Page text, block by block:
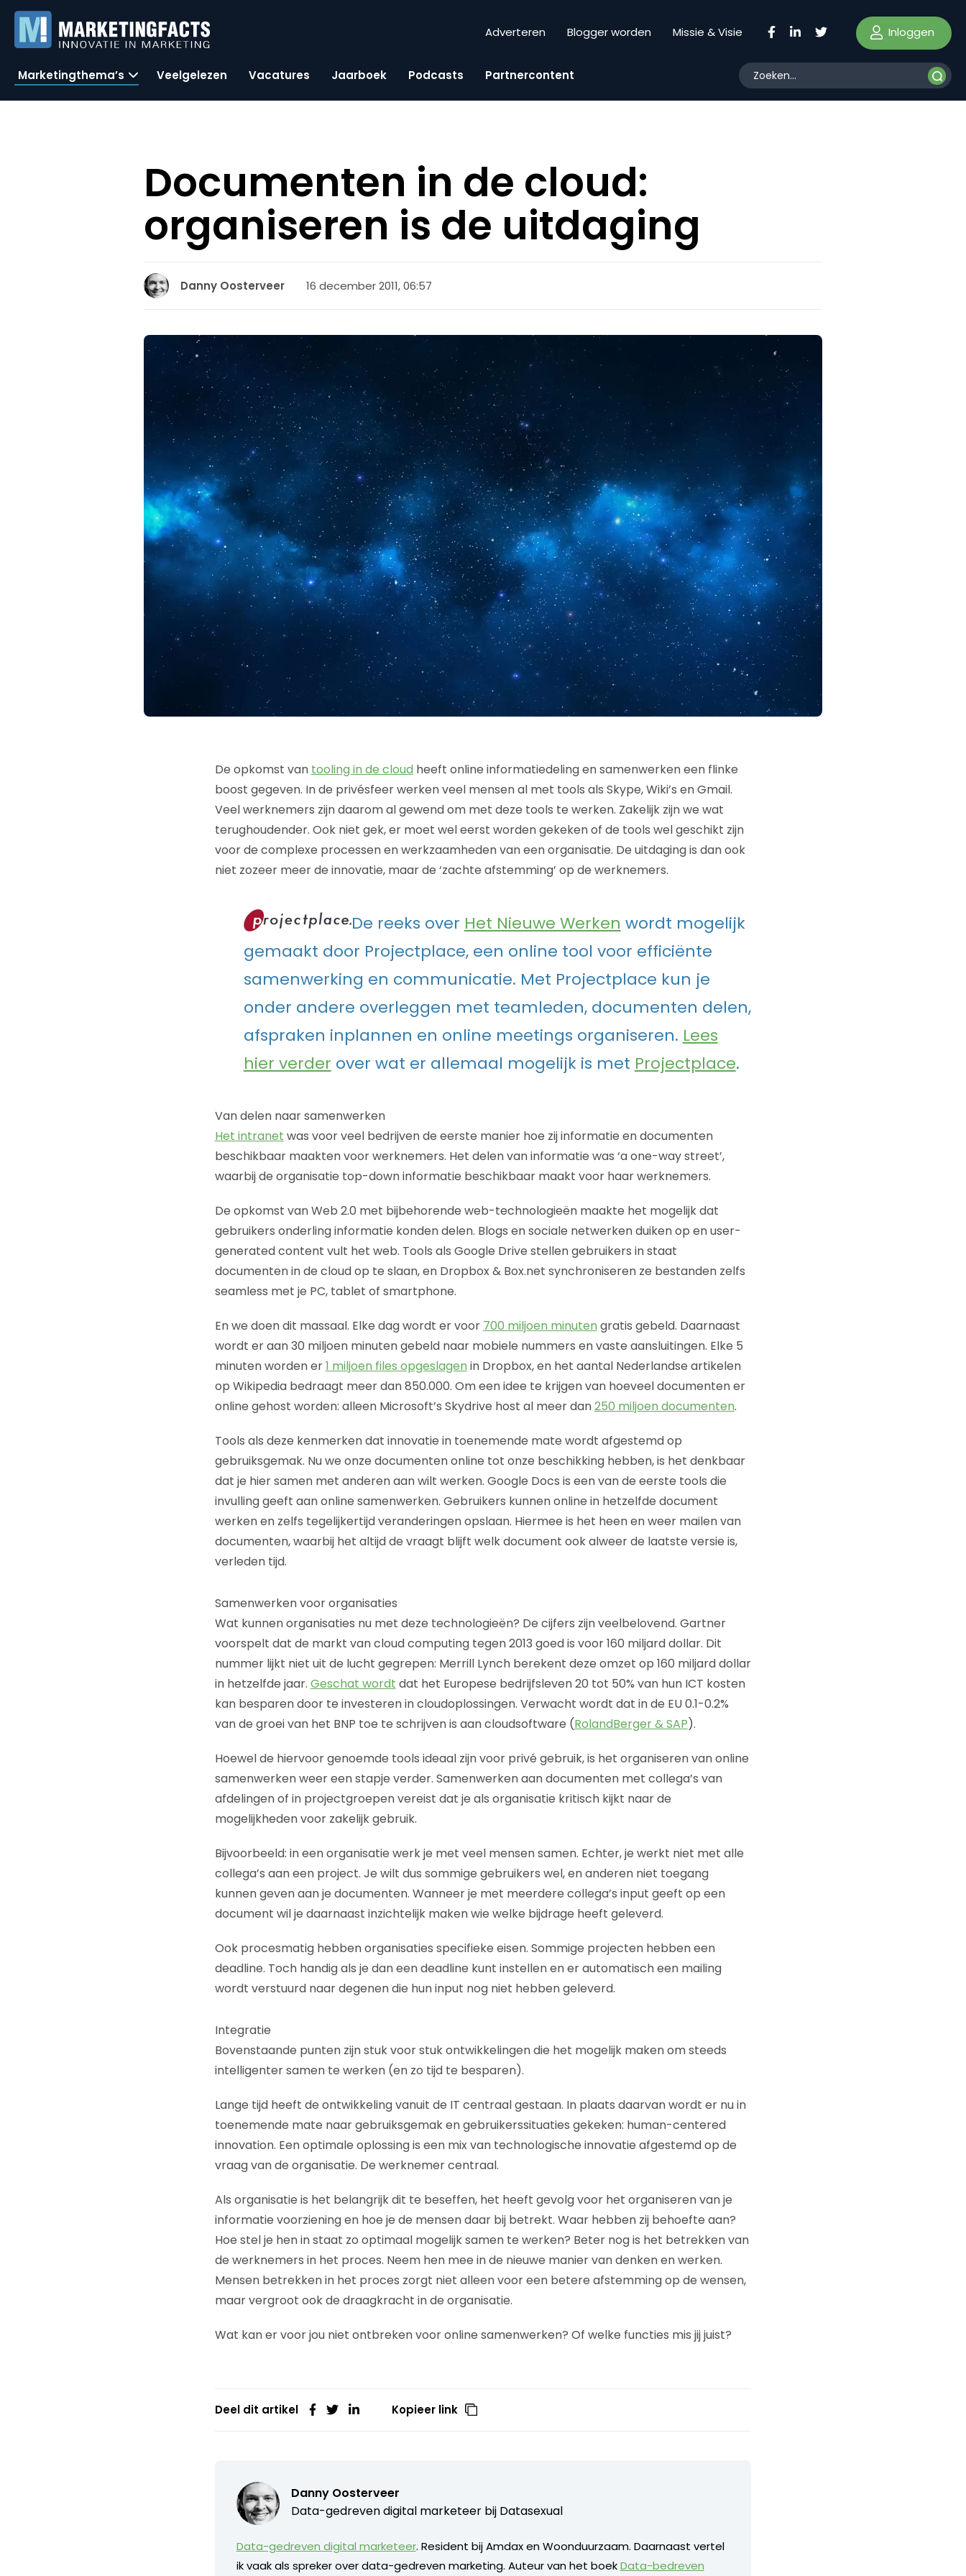
Adverteren Blogger worden Missie & Visie Inloggen
Marketingthema’s Veelgelezen Vacatures Jaarboek Podcasts Partnercontent
Documenten in de cloud:
organiseren is de uitdaging
Danny Oosterveer 16 december 2011, 06:57
De opkomst van tooling in de cloud heeft online informatiedeling en samenwerken een flinke
boost gegeven. In de privésfeer werken veel mensen al met tools als Skype, Wiki’s en Gmail.
Veel werknemers zijn daarom al gewend om met deze tools te werken. Zakelijk zijn we wat
terughoudender. Ook niet gek, er moet wel eerst worden gekeken of de tools wel geschikt zijn
voor de complexe processen en werkzaamheden van een organisatie. De uitdaging is dan ook
niet zozeer meer de innovatie, maar de ‘zachte afstemming’ op de werknemers.
De reeks over Het Nieuwe Werken wordt mogelijk
gemaakt door Projectplace, een online tool voor efficiënte
samenwerking en communicatie. Met Projectplace kun je
onder andere overleggen met teamleden, documenten delen,
afspraken inplannen en online meetings organiseren. Lees
hier verder over wat er allemaal mogelijk is met Projectplace.
Van delen naar samenwerken
Het intranet was voor veel bedrijven de eerste manier hoe zij informatie en documenten
beschikbaar maakten voor werknemers. Het delen van informatie was ‘a one-way street’,
waarbij de organisatie top-down informatie beschikbaar maakt voor haar werknemers.
De opkomst van Web 2.0 met bijbehorende web-technologieën maakte het mogelijk dat
gebruikers onderling informatie konden delen. Blogs en sociale netwerken duiken op en user-
generated content vult het web. Tools als Google Drive stellen gebruikers in staat
documenten in de cloud op te slaan, en Dropbox & Box.net synchroniseren ze bestanden zelfs
seamless met je PC, tablet of smartphone.
En we doen dit massaal. Elke dag wordt er voor 700 miljoen minuten gratis gebeld. Daarnaast
wordt er aan 30 miljoen minuten gebeld naar mobiele nummers en vaste aansluitingen. Elke 5
minuten worden er1 miljoen files opgeslagen in Dropbox, en het aantal Nederlandse artikelen
op Wikipedia bedraagt meer dan 850.000. Om een idee te krijgen van hoeveel documenten er
online gehost worden: alleen Microsoft’s Skydrive host al meer dan250 miljoen documenten.
Tools als deze kenmerken dat innovatie in toenemende mate wordt afgestemd op
gebruiksgemak. Nu we onze documenten online tot onze beschikking hebben, is het denkbaar
dat je hier samen met anderen aan wilt werken. Google Docs is een van de eerste tools die
invulling geeft aan online samenwerken. Gebruikers kunnen online in hetzelfde document
werken en zelfs tegelijkertijd veranderingen opslaan. Hiermee is het heen en weer mailen van
documenten, waarbij het altijd de vraagt blijft welk document ook alweer de laatste versie is,
verleden tijd.
Samenwerken voor organisaties
Wat kunnen organisaties nu met deze technologieën? De cijfers zijn veelbelovend. Gartner
voorspelt dat de markt van cloud computing tegen 2013 goed is voor 160 miljard dollar. Dit
nummer lijkt niet uit de lucht gegrepen: Merrill Lynch berekent deze omzet op 160 miljard dollar
in hetzelfde jaar. Geschat wordt dat het Europese bedrijfsleven 20 tot 50% van hun ICT kosten
kan besparen door te investeren in cloudoplossingen. Verwacht wordt dat in de EU 0.1-0.2%
van de groei van het BNP toe te schrijven is aan cloudsoftware (RolandBerger & SAP).
Hoewel de hiervoor genoemde tools ideaal zijn voor privé gebruik, is het organiseren van online
samenwerken weer een stapje verder. Samenwerken aan documenten met collega’s van
afdelingen of in projectgroepen vereist dat je als organisatie kritisch kijkt naar de
mogelijkheden voor zakelijk gebruik.
Bijvoorbeeld: in een organisatie werk je met veel mensen samen. Echter, je werkt niet met alle
collega’s aan een project. Je wilt dus sommige gebruikers wel, en anderen niet toegang
kunnen geven aan je documenten. Wanneer je met meerdere collega’s input geeft op een
document wil je daarnaast inzichtelijk maken wie welke bijdrage heeft geleverd.
Ook procesmatig hebben organisaties specifieke eisen. Sommige projecten hebben een
deadline. Toch handig als je dan een deadline kunt instellen en er automatisch een mailing
wordt verstuurd naar degenen die hun input nog niet hebben geleverd.
Integratie
Bovenstaande punten zijn stuk voor stuk ontwikkelingen die het mogelijk maken om steeds
intelligenter samen te werken (en zo tijd te besparen).
Lange tijd heeft de ontwikkeling vanuit de IT centraal gestaan. In plaats daarvan wordt er nu in
toenemende mate naar gebruiksgemak en gebruikerssituaties gekeken: human-centered
innovation. Een optimale oplossing is een mix van technologische innovatie afgestemd op de
vraag van de organisatie. De werknemer centraal.
Als organisatie is het belangrijk dit te beseffen, het heeft gevolg voor het organiseren van je
informatie voorziening en hoe je de mensen daar bij betrekt. Waar hebben zij behoefte aan?
Hoe stel je hen in staat zo optimaal mogelijk samen te werken? Beter nog is het betrekken van
de werknemers in het proces. Neem hen mee in de nieuwe manier van denken en werken.
Mensen betrekken in het proces zorgt niet alleen voor een betere afstemming op de wensen,
maar vergroot ook de draagkracht in de organisatie.
Wat kan er voor jou niet ontbreken voor online samenwerken? Of welke functies mis jij juist?
Deel dit artikel Kopieer link
Danny Oosterveer
Data-gedreven digital marketeer bij Datasexual
Data-gedreven digital marketeer. Resident bij Amdax en Woonduurzaam. Daarnaast vertel
ik vaak als spreker over data-gedreven marketing. Auteur van het boekData-bedreven